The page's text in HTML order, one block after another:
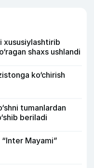
xususiylashtirib
shaxs ushlandi
ko‘chirish
tumanlardan
beriladi
Mayami”